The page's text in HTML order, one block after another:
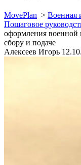
MovePlan > Военная
Пошаговое
оформления военной
сбору и подаче
Алексеев Игорь